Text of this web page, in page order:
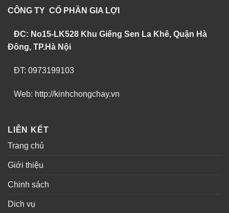
CÔNG TY CỔ PHẦN GIA LỢI
ĐC: No15-LK528 Khu Giếng Sen La Khê, Quận Hà
Đông, TP.Hà Nội
ĐT: 0973199103
Web: http://kinhchongchay.vn
LIÊN KẾT
Trang chủ
Giới thiệu
Chinh sách
Dich vụ